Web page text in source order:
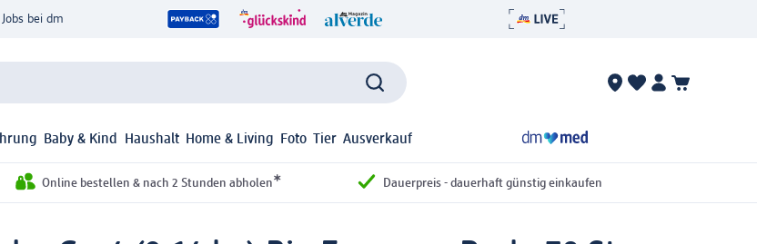
Jobs bei dm
Baby & Kind Haushalt Home & Living Foto Tier Ausverkauf
Online bestellen & nach 2 Stunden abholen* Dauerpreis - dauerhaft günstig einkaufen